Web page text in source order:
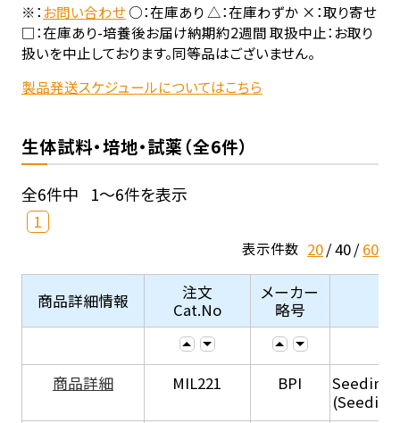
※：お問い合わせ○：在庫あり △：在庫わずか ×：取り寄せ
□：在庫あり-培養後お届け納期約2週間 取扱中止：お取り
扱いを中止しております。同等品はございません。
製品発送スケジュールについてはこちら
生体試料・培地・試薬（全6件）
全6件中 1～6件を表示
1
表示件数 20 40 60
商品詳細情報
注文
Cat.No
メーカー
略号
商品詳細 MIL221 BPI
Seeding